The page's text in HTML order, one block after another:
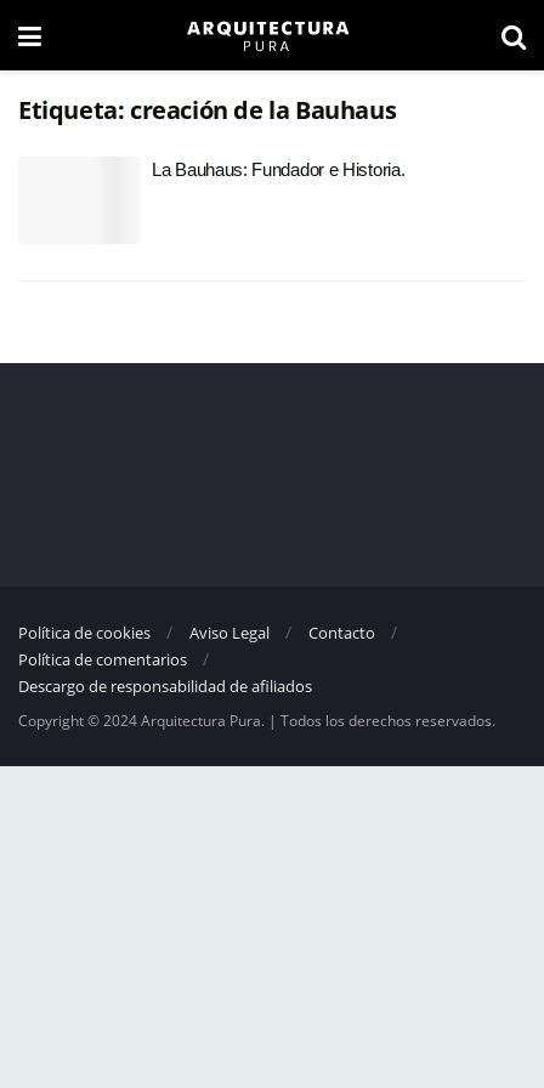
Etiqueta: creación de la Bauhaus
La Bauhaus: Fundador e Historia.
Política de cookies Aviso Legal
Contacto
Política de comentarios
Descargo de responsabilidad de afiliados
Copyright © 2024 Arquitectura Pura. | Todos los derechos reservados.